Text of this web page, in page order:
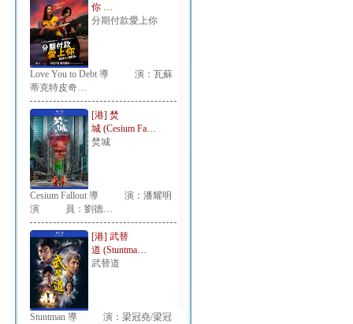
你 …
分期付款愛上你
Love You to Debt 導 演：瓦蘇
蒂克特皮奇…
[港] 焚
城 (Cesium Fa…
焚城
Cesium Fallout 導 演：潘耀明
演 員：劉德…
[港] 武替
道 (Stuntma…
武替道
Stuntman 導 演：梁冠堯/梁冠